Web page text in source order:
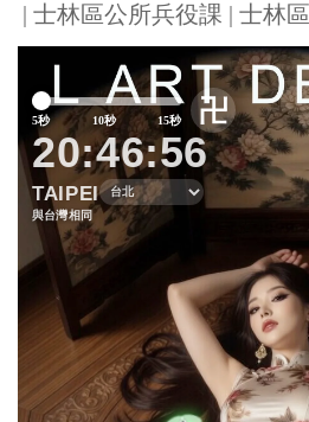
區公所兵役課 | 士林區
5秒 10秒 15秒 卍
20:46:58
TAIPEI
與台灣相同
Previous